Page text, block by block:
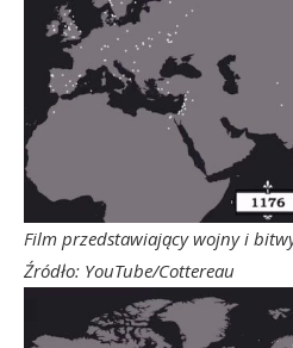
Film przedstawiający wojny i
Źródło: YouTube/Cottereau